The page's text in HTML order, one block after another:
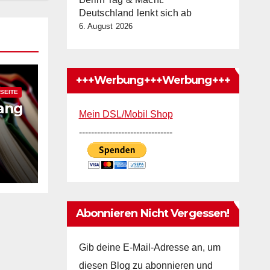
Deutschland lenkt sich ab
6. August 2026
+++Werbung+++Werbung+++
Mein DSL/Mobil Shop
-------------------------------
Abonnieren Nicht Vergessen!
Gib deine E-Mail-Adresse an, um
diesen Blog zu abonnieren und